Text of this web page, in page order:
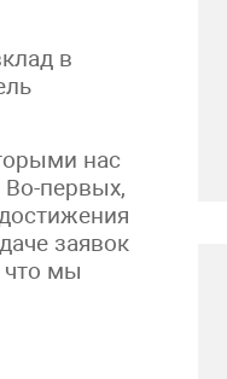
в
нас
первых,
заявок
что мы